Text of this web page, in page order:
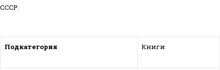
СССР.
Подкатегория Книги